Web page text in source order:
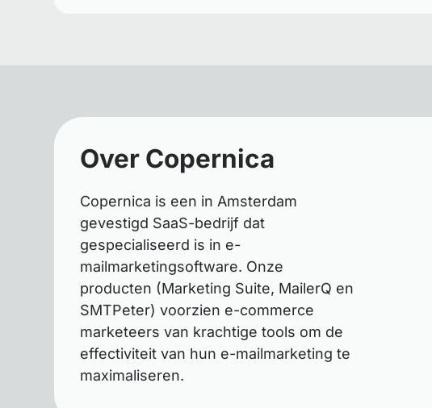
Over Copernica
Copernica is een in Amsterdam
gevestigd SaaS-bedrijf dat
gespecialiseerd is in e-
mailmarketingsoftware. Onze
producten (Marketing Suite, MailerQ en
SMTPeter) voorzien e-commerce
marketeers van krachtige tools om de
effectiviteit van hun e-mailmarketing te
maximaliseren.